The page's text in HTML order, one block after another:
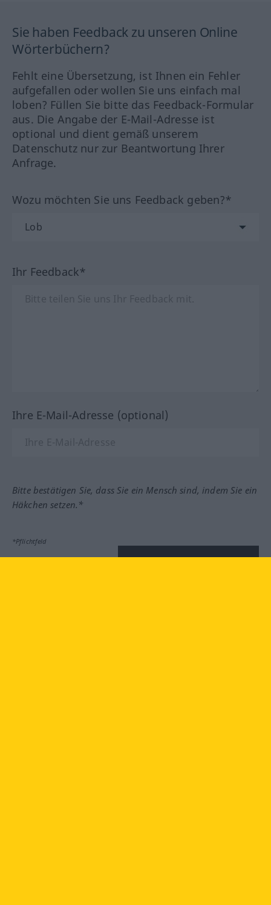
Sie haben Feedback zu unseren Online
Wörterbüchern?
Fehlt eine Übersetzung, ist Ihnen ein Fehler
aufgefallen oder wollen Sie uns einfach mal
loben? Füllen Sie bitte das Feedback-Formular
aus. Die Angabe der E-Mail-Adresse ist
optional und dient gemäß unserem
Datenschutz nur zur Beantwortung Ihrer
Anfrage.
Wozu möchten Sie uns Feedback geben?*
Ihr Feedback*
Ihre E-Mail-Adresse (optional)
Bitte bestätigen Sie, dass Sie ein Mensch sind, indem Sie ein
Häkchen setzen.*
*Pflichtfeld
Feedback absenden